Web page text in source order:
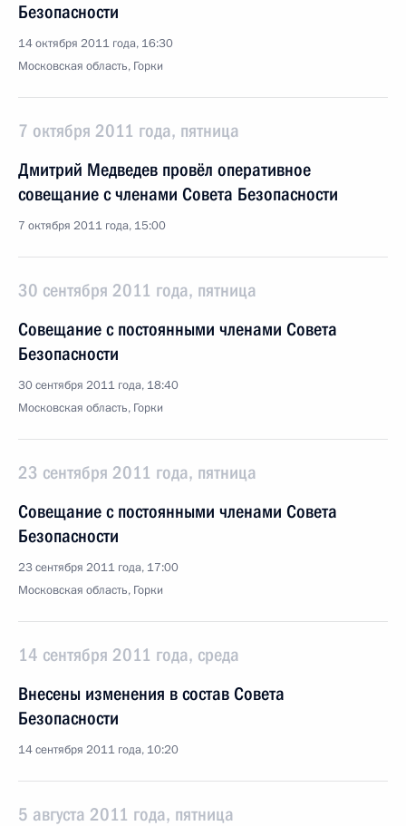
Безопасности
14 октября 2011 года, 16:30
Московская область, Горки
7 октября 2011 года, пятница
Дмитрий Медведев провёл оперативное
совещание с членами Совета Безопасности
7 октября 2011 года, 15:00
30 сентября 2011 года, пятница
Совещание с постоянными членами Совета
Безопасности
30 сентября 2011 года, 18:40
Московская область, Горки
23 сентября 2011 года, пятница
Совещание с постоянными членами Совета
Безопасности
23 сентября 2011 года, 17:00
Московская область, Горки
14 сентября 2011 года, среда
Внесены изменения в состав Совета
Безопасности
14 сентября 2011 года, 10:20
5 августа 2011 года, пятница